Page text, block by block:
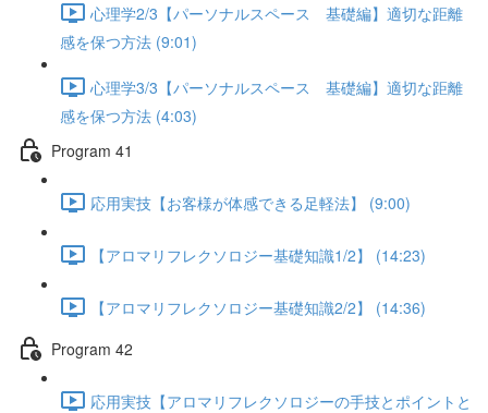
心理学2/3【パーソナルスペース 基礎編】適切な距離
感を保つ方法 (9:01)
心理学3/3【パーソナルスペース 基礎編】適切な距離
感を保つ方法 (4:03)
Program 41
応用実技【お客様が体感できる足軽法】 (9:00)
【アロマリフレクソロジー基礎知識1/2】 (14:23)
【アロマリフレクソロジー基礎知識2/2】 (14:36)
Program 42
応用実技【アロマリフレクソロジーの手技とポイントと